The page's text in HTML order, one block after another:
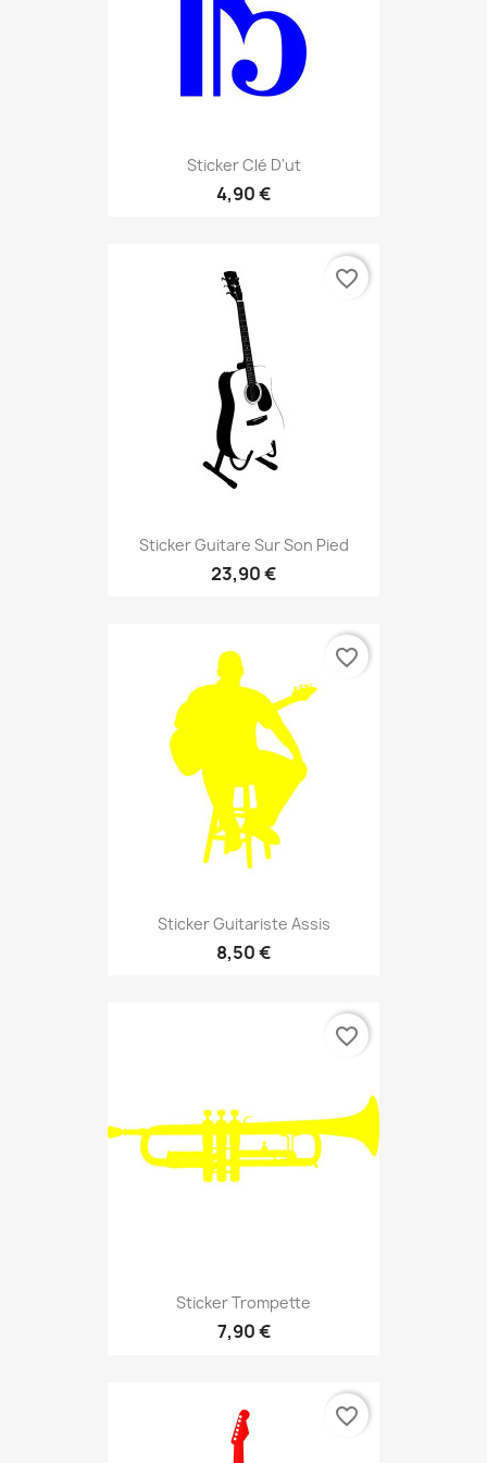
Sticker Clé D'ut
4,90 €
Sticker Guitare Sur Son Pied
23,90 €
favorite_border
Sticker Guitariste Assis
8,50 €
favorite_border
Sticker Trompette
7,90 €
favorite_border
favorite_border